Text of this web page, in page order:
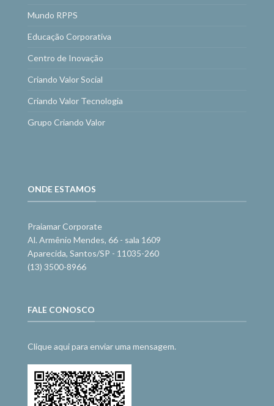
Mundo RPPS
Educação Corporativa
Centro de Inovação
Criando Valor Social
Criando Valor Tecnologia
Grupo Criando Valor
ONDE ESTAMOS
Praiamar Corporate
Al. Armênio Mendes, 66 - sala 1609
Aparecida, Santos/SP - 11035-260
(13) 3500-8966
FALE CONOSCO
Clique aqui para enviar uma mensagem.